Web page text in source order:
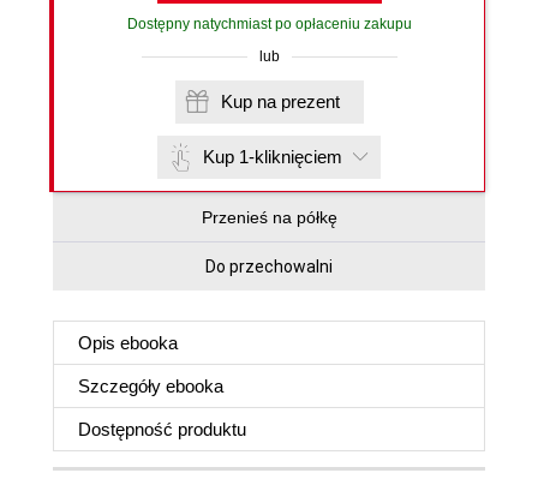
Dostępny natychmiast po opłaceniu zakupu
lub
Kup na prezent
Kup 1-kliknięciem
Przenieś na półkę
Do przechowalni
Opis ebooka
Szczegóły ebooka
Dostępność produktu